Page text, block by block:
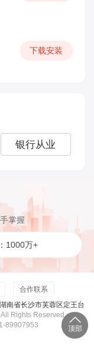
下载安装
银行从业
掌握
1000万+
合作联系
南省长沙市芙蓉区定王台
All Rights Reserved
89907953
顶部